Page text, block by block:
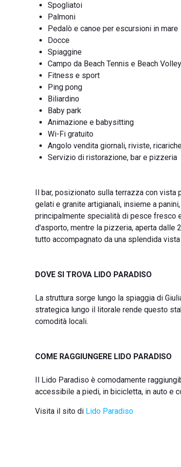
Spogliatoi
Palmoni
Pedalò e canoe per escursioni in mare
Docce
Spiaggine
Campo da Beach Tennis e Beach Volley
Fitness e sport
Ping pong
Biliardino
Baby park
Animazione e babysitting
Wi-Fi gratuito
Angolo vendita giornali, riviste,
Servizio di ristorazione, bar e pizzeria
Il bar, posizionato sulla terrazza con vista
gelati e granite artigianali, insieme a
principalmente specialità di pesce fresco
d'asporto, mentre la pizzeria, aperta dalle
tutto accompagnato da una splendida vista
DOVE SI TROVA LIDO PARADISO
La struttura sorge lungo la spiaggia di
strategica lungo il litorale rende questo
comodità locali.
COME RAGGIUNGERE LIDO PARADISO
Il Lido Paradiso è comodamente
accessibile a piedi, in bicicletta, in auto e
Visita il sito di Lido Paradiso